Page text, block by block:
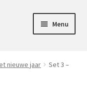
Menu
nieuwe jaar
Set 3 –